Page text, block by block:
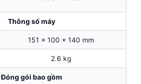
Thông số máy
151 x 100 x 140 mm
2.6 kg
Đóng gói bao gồm